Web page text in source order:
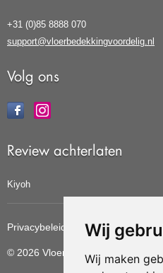
Wij
Wij maken
+31 (0)85 8888 070
support@vloerbedekkingvoordelig.nl
Volg ons
Review achterlaten
Kiyoh
Privacybeleid Cookiebeleid
© 2026 Vloerbedekkingvoordelig